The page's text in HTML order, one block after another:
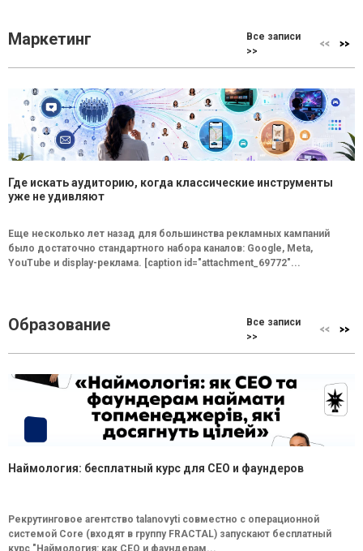
Маркетинг
Все записи
>>
Где искать аудиторию, когда классические инструменты
уже не удивляют
Еще несколько лет назад для большинства рекламных кампаний
было достаточно стандартного набора каналов: Google, Meta,
YouTube и display-реклама. [caption id="attachment_69772"...
Образование
Все записи
>>
Наймология: бесплатный курс для CEO и фаундеров
Рекрутинговое агентство talanovyti совместно с операционной
системой Core (входят в группу FRACTAL) запускают бесплатный
курс "Наймология: как СEO и фаундерам...